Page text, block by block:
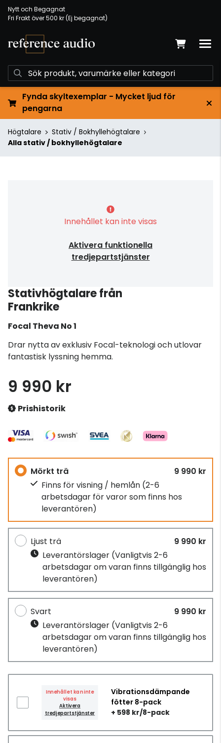
Nytt och Begagnat
Fri Frakt över 500 kr (Ej begagnat)
Fynda skyltexemplar - Mycket ljud för
pengarna
Högtalare
Stativ / Bokhyllehögtalare
Alla stativ / bokhyllehögtalare
Innehållet kan inte visas
Aktivera funktionella
tredjepartstjänster
Stativhögtalare från
Frankrike
Focal Theva No 1
Drar nytta av exklusiv Focal-teknologi och utlovar
fantastisk lyssning hemma.
9 990 kr
Prishistorik
Mörkt trä
9 990 kr
Finns för visning / hemlån (2-6
arbetsdagar för varor som finns hos
leverantören)
Ljust trä
9 990 kr
Leverantörslager (Vanligtvis 2-6
arbetsdagar om varan finns tillgänglig hos
leverantören)
Svart
9 990 kr
Leverantörslager (Vanligtvis 2-6
arbetsdagar om varan finns tillgänglig hos
leverantören)
Innehållet kan inte
visas
Aktivera
tredjepartstjänster
Vibrationsdämpande
fötter 8-pack
+ 598 kr/8-pack